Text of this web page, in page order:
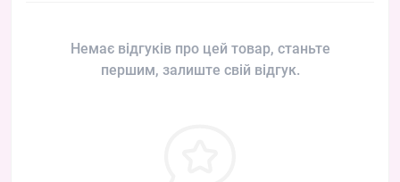
Немає відгуків про цей товар, станьте
першим, залиште свій відгук.